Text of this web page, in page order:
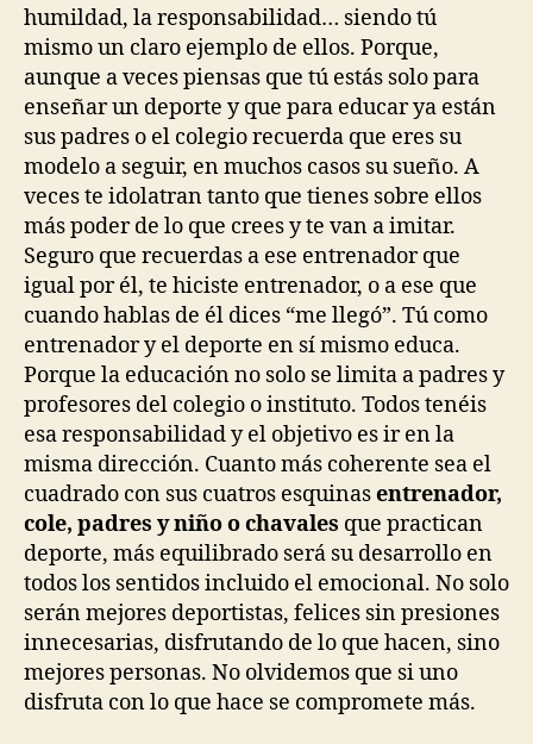
humildad, la responsabilidad… siendo tú
mismo un claro ejemplo de ellos. Porque,
aunque a veces piensas que tú estás solo para
enseñar un deporte y que para educar ya están
sus padres o el colegio recuerda que eres su
modelo a seguir, en muchos casos su sueño. A
veces te idolatran tanto que tienes sobre ellos
más poder de lo que crees y te van a imitar.
Seguro que recuerdas a ese entrenador que
igual por él, te hiciste entrenador, o a ese que
cuando hablas de él dices “me llegó”. Tú como
entrenador y el deporte en sí mismo educa.
Porque la educación no solo se limita a padres y
profesores del colegio o instituto. Todos tenéis
esa responsabilidad y el objetivo es ir en la
misma dirección. Cuanto más coherente sea el
cuadrado con sus cuatros esquinasentrenador,
cole, padres y niño o chavales que practican
deporte, más equilibrado será su desarrollo en
todos los sentidos incluido el emocional. No solo
serán mejores deportistas, felices sin presiones
innecesarias, disfrutando de lo que hacen, sino
mejores personas. No olvidemos que si uno
disfruta con lo que hace se compromete más.